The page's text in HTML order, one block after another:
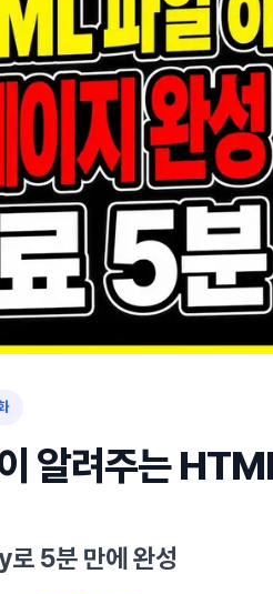
알려주는
5분 만에 완성